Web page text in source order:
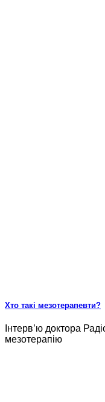
Хто такі мезотерапевти?
Інтерв’ю доктора
мезотерапію